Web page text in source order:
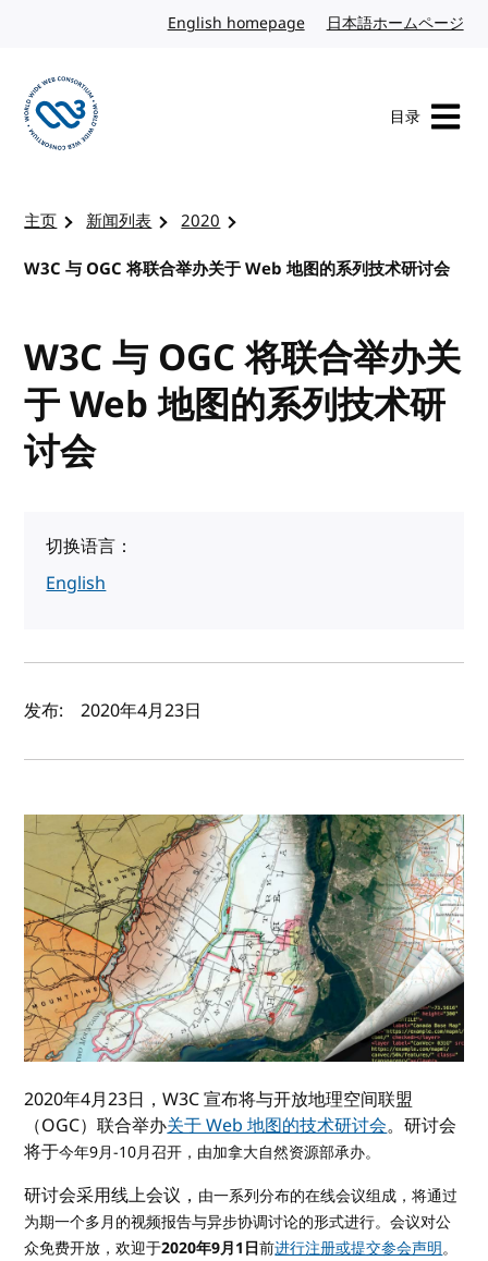
English homepage英文日本語ホームページ
目录
主页 新闻列表
2020
W3C 与 OGC 将联合举办关于 Web 地图的系列技术研讨会
W3C 与 OGC 将联合举办关
于 Web 地图的系列技术研
讨会
切换语言：
English
作者及发布日期
发布: 2020年4月23日
2020年4月23日，W3C 宣布将与开放地理空间联盟
（OGC）联合举办关于 Web 地图的技术研讨会。研讨会
将于今年9月-10月召开， 由加拿大自然资源部承办。
研讨会采用线上会议， 由一系列分布的在线会议组成，将通过
为期一个多月的视频报告与异步协调讨论的形式进行。会议对公
众免费开放，欢迎于2020年9月1日前进行注册或提交参会声明。